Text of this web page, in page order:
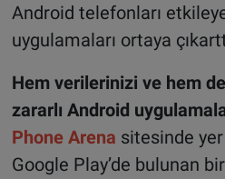
Android telefonları
uygulamaları ortaya
Hem verilerinizi ve hem de
zararlı Android
Phone Arena sitesinde
Google Play’de bulunan